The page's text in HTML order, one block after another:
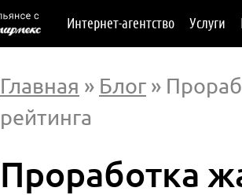
Интернет-агентство Услуги
Главная » Блог »
рейтинга
Проработка